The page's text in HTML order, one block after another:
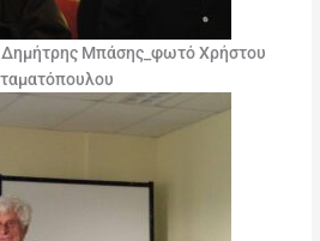
Μπάσης_φωτό Χρήστου